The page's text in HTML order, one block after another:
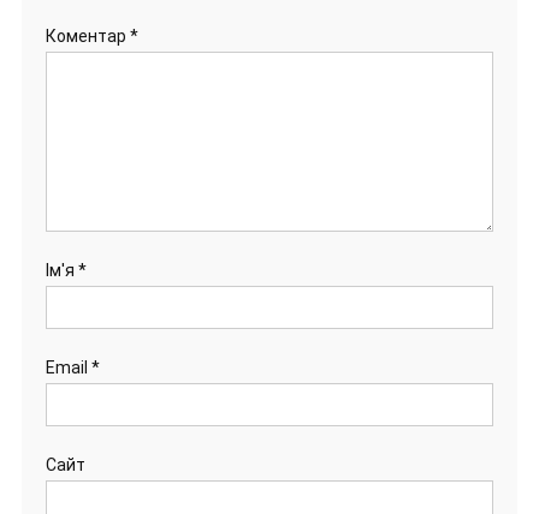
Коментар *
Ім'я *
Email *
Сайт